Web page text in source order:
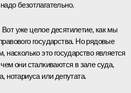
безотлагательно.
уже целое десятилетие, как мы
государства. Но рядовые
насколько это государство является
они сталкиваются в зале суда,
нотариуса или депутата.